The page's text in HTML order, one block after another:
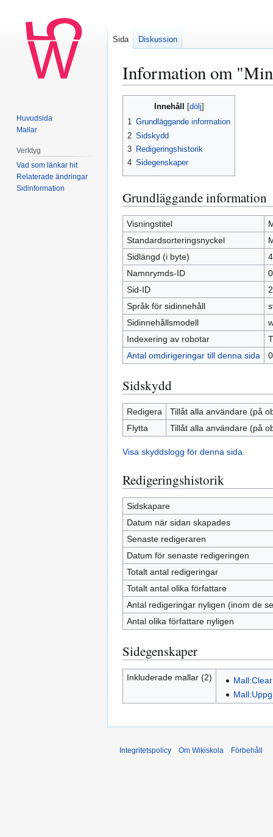
Information om
Innehåll
1 Grundläggande information
2 Sidskydd
3 Redigeringshistorik
4 Sidegenskaper
Grundläggande information
Visningstitel
Standardsorteringsnyckel
Sidlängd (i byte)
Namnrymds-ID
0
Sid-ID
Språk för sidinnehåll
Sidinnehållsmodell
Indexering av robotar
Antal omdirigeringar till denna sida
0
Sidskydd
Redigera
Tillåt alla användare (på
Flytta
Tillåt alla användare (på
Visa skyddslogg för denna sida.
Redigeringshistorik
Sidskapare
Datum när sidan skapades
Senaste redigeraren
Datum för senaste redigeringen
Totalt antal redigeringar
Totalt antal olika författare
Antal redigeringar nyligen (inom de
Antal olika författare nyligen
Sidegenskaper
Inkluderade mallar (2) Mall:Clear
Sida Diskussion
Huvudsida
Mallar
Verktyg
Vad som länkar hit
Relaterade ändringar
Sidinformation
Integritetspolicy Om Wikiskola Förbehåll